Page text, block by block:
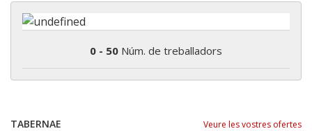
0 - 50 Núm. de treballadors
TABERNAE Veure les vostres ofertes